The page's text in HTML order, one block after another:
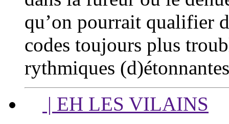
qu’on pourrait qualifier
codes toujours plus
rythmiques
| EH LES VILAINS